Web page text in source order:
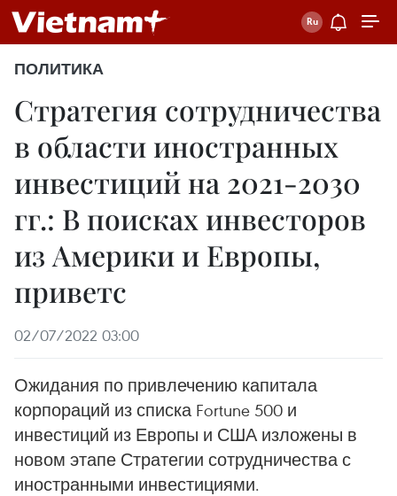
ПОЛИТИКА
Стратегия сотрудничества
в области иностранных
инвестиций на 2021-2030
гг.: В поисках инвесторов
из Америки и Европы,
приветс
02/07/2022 03:00
Ожидания по привлечению капитала
корпораций из списка Fortune 500 и
инвестиций из Европы и США изложены в
новом этапе Стратегии сотрудничества с
иностранными инвестициями.